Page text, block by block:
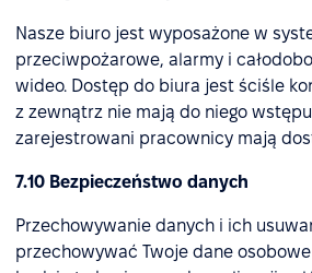
Nasze biuro jest wyposażone w
przeciwpożarowe, alarmy i
wideo. Dostęp do biura jest ściśle
z zewnątrz nie mają do niego
zarejestrowani pracownicy mają
7.10 Bezpieczeństwo danych
Przechowywanie danych i ich
przechowywać Twoje dane